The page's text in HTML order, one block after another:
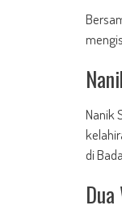
Nanik
di